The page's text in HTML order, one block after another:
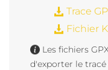
Trace
Fichier
Les fichiers
d'exporter le